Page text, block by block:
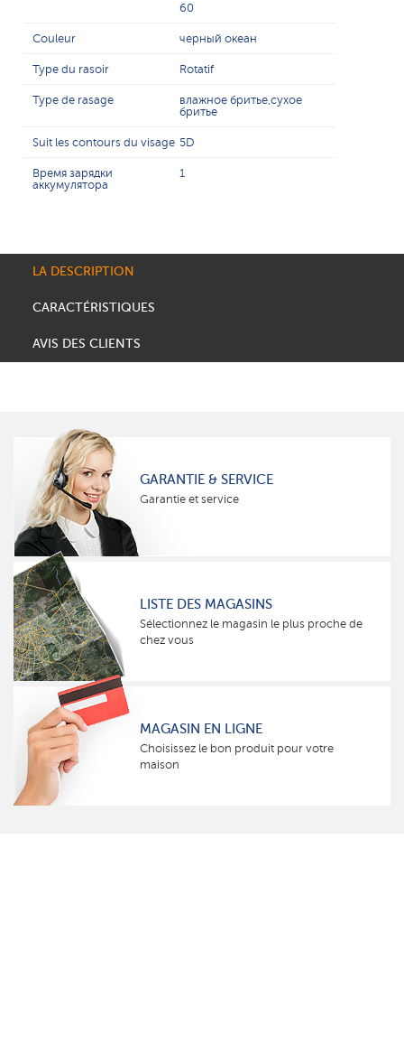
60
Couleur черный океан
Type du rasoir Rotatif
Type de rasage
влажное бритье,сухое
бритье
Suit les contours du visage 5D
Время зарядки
аккумулятора
1
LA DESCRIPTION
CARACTÉRISTIQUES
AVIS DES CLIENTS
GARANTIE & SERVICE
Garantie et service
LISTE DES MAGASINS
Sélectionnez le magasin le plus proche de
chez vous
MAGASIN EN LIGNE
Choisissez le bon produit pour votre
maison